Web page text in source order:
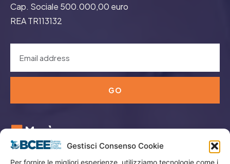
Gestisci Consenso Cookie
Per fornire le migliori esperienze, utilizziamo tecnologie come i
Cap. Sociale 500.000,00 euro
REA TR113132
GO
Menù